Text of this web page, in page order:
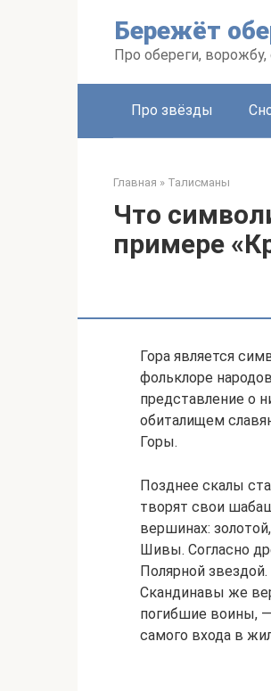
Бережёт
Про обереги, ворожбу,
Про звёзды
Главная » Талисманы
Что
примере
Гора является
фольклоре
представление о
обиталищем
Горы.
Позднее скалы
творят свои
вершинах:
Шивы. Согласно
Полярной
Скандинавы же
погибшие воины, —
самого входа в